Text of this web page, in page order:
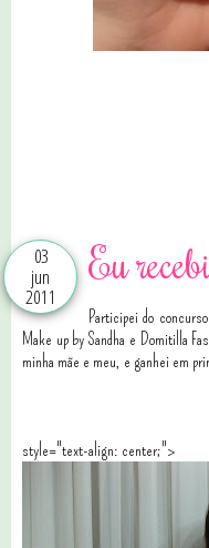
03
jun
2011
Eu
Participei do
Make up by Sandha e Domitilla
minha mãe e meu, e ganhei em
style="text-align: center;">